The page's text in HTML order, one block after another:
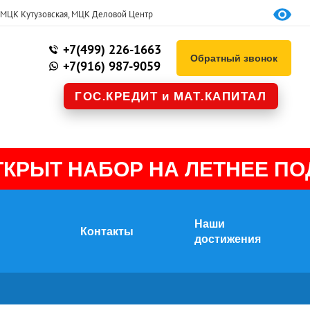
Кутузовская, МЦК Деловой Центр
+7(499) 226-1663
+7(916) 987-9059
Обратный звонок
ГОС.КРЕДИТ и МАТ.КАПИТАЛ
НАБОР НА ЛЕТНЕЕ
Контакты
Наши
достижения